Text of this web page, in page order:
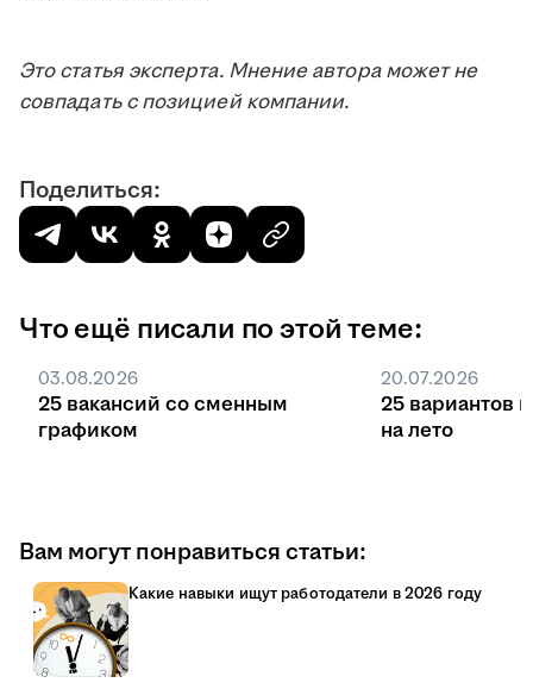
Это статья эксперта. Мнение автора может не
совпадать с позицией компании.
Поделиться:
Что ещё писали по этой теме:
03.08.2026
25 вакансий со сменным
графиком
20.07.2026
25 вариантов
на лето
Вам могут понравиться статьи:
Какие навыки ищут работодатели в 2026 году